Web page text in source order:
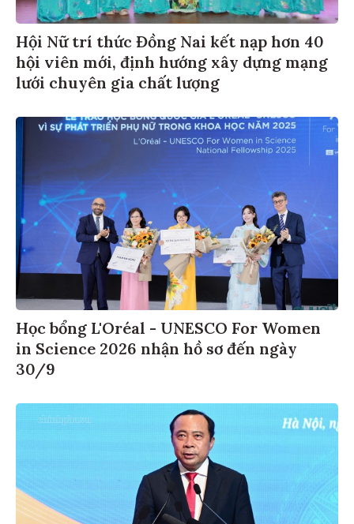
Hội Nữ trí thức Đồng Nai kết nạp hơn 40
hội viên mới, định hướng xây dựng mạng
lưới chuyên gia chất lượng
Học bổng L'Oréal - UNESCO For Women
in Science 2026 nhận hồ sơ đến ngày
30/9